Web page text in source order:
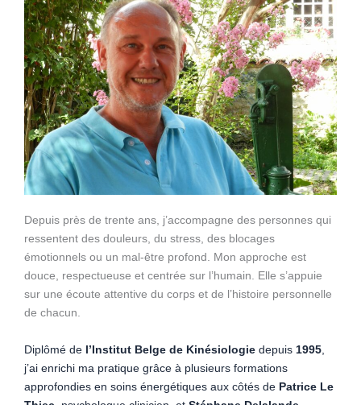
Depuis près de trente ans, j’accompagne des personnes qui
ressentent des douleurs, du stress, des blocages
émotionnels ou un mal-être profond. Mon approche est
douce, respectueuse et centrée sur l’humain. Elle s’appuie
sur une écoute attentive du corps et de l’histoire personnelle
de chacun.
Diplômé de l’Institut Belge de Kinésiologie depuis 1995
j’ai enrichi ma pratique grâce à plusieurs formations
approfondies en soins énergétiques aux côtés de Patrice Le